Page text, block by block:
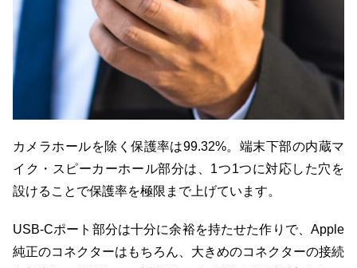
カメラホールを除く保護率は99.32%。端末下部の内蔵マ
イク・スピーカーホール部分は、1つ1つに対応した穴を
設けることで保護率を極限まで上げています。
USB-Cポート部分は十分に余裕を持たせた作りで、Apple
純正のコネクターはもちろん、大きめのコネクターの接続